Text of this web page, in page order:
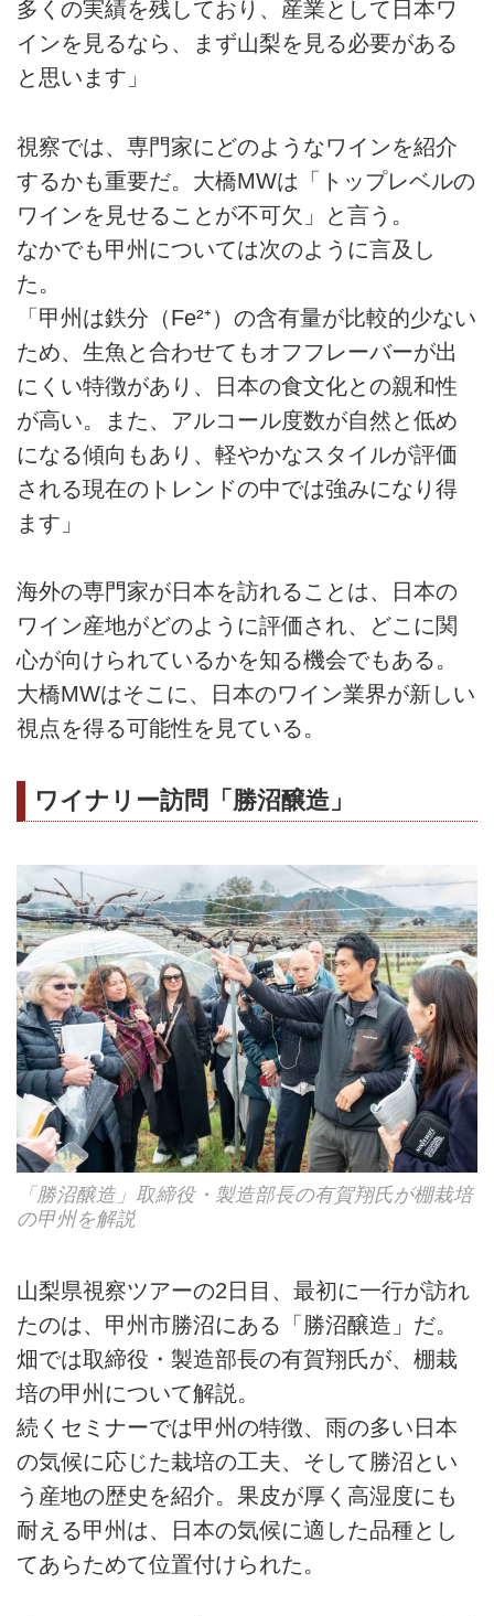
多くの実績を残しており、産業として日本ワ
インを見るなら、まず山梨を見る必要がある
と思います」
視察では、専門家にどのようなワインを紹介
するかも重要だ。大橋MWは「トップレベルの
ワインを見せることが不可欠」と言う。
なかでも甲州については次のように言及し
た。
「甲州は鉄分（Fe²⁺）の含有量が比較的少ない
ため、生魚と合わせてもオフフレーバーが出
にくい特徴があり、日本の食文化との親和性
が高い。また、アルコール度数が自然と低め
になる傾向もあり、軽やかなスタイルが評価
される現在のトレンドの中では強みになり得
ます」
海外の専門家が日本を訪れることは、日本の
ワイン産地がどのように評価され、どこに関
心が向けられているかを知る機会でもある。
大橋MWはそこに、日本のワイン業界が新しい
視点を得る可能性を見ている。
ワイナリー訪問「勝沼醸造」
「勝沼醸造」取締役・製造部長の有賀翔氏が棚栽培
の甲州を解説
山梨県視察ツアーの2日目、最初に一行が訪れ
たのは、甲州市勝沼にある「勝沼醸造」だ。
畑では取締役・製造部長の有賀翔氏が、棚栽
培の甲州について解説。
続くセミナーでは甲州の特徴、雨の多い日本
の気候に応じた栽培の工夫、そして勝沼とい
う産地の歴史を紹介。果皮が厚く高湿度にも
耐える甲州は、日本の気候に適した品種とし
てあらためて位置付けられた。